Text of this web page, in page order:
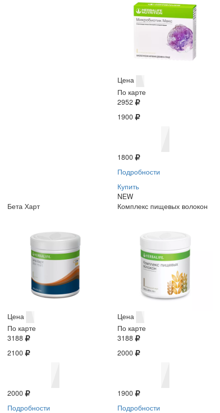
Цена
По карте
2952
1900
1800
Подробности
Купить
NEW
Бета Харт
Цена
По карте
3188
2100
2000
Подробности
Комплекс пищевых волокон
Цена
По карте
3188
2000
1900
Подробности